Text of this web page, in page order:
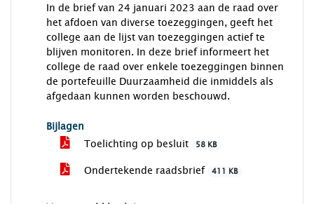
In de brief van 24 januari 2023 aan de raad over
het afdoen van diverse toezeggingen, geeft het
college aan de lijst van toezeggingen actief te
blijven monitoren. In deze brief informeert het
college de raad over enkele toezeggingen binnen
de portefeuille Duurzaamheid die inmiddels als
afgedaan kunnen worden beschouwd.
Bijlagen
Toelichting op besluit
58 KB
Ondertekende raadsbrief 411 KB